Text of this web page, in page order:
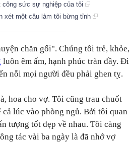
sức sự nghiệp của tôi
xét một câu làm tôi bừng tỉnh
chăn gối". Chúng tôi trẻ, khỏe,
luôn êm ấm, hạnh phúc tràn đầy. Đi
nỗi mọi người đều phải ghen tỵ.
hoa cho vợ. Tôi cũng trau chuốt
lúc vào phòng ngủ. Bởi tôi quan
tượng tốt đẹp về nhau. Tôi càng
tác vài ba ngày là đã nhớ vợ